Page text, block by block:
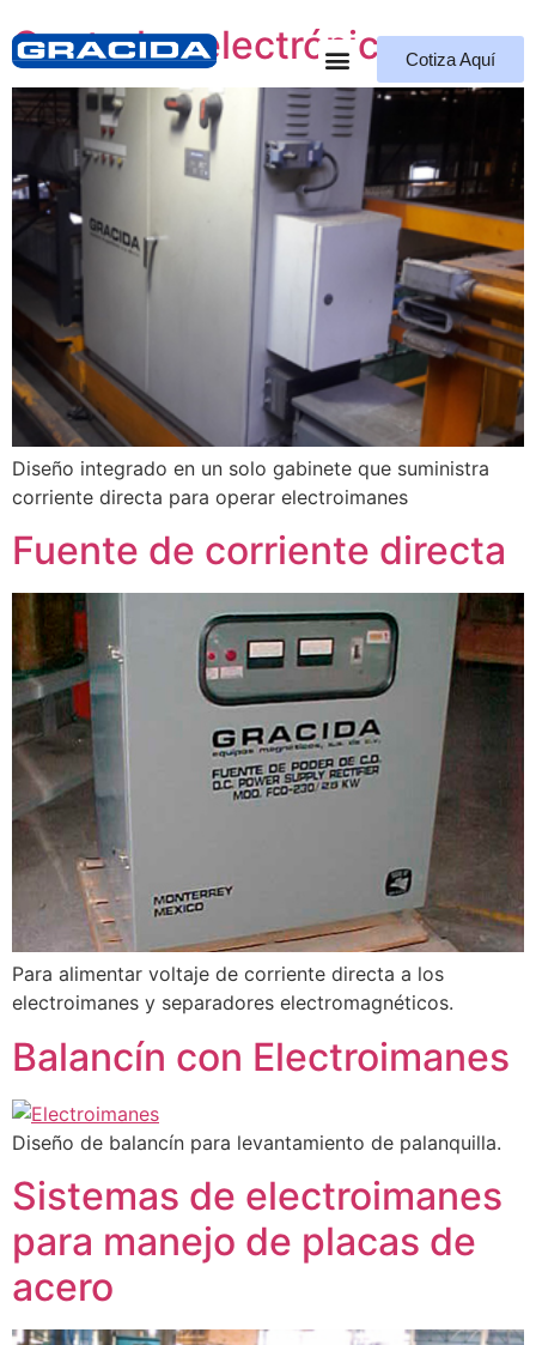
Cotiza Aquí
Controles electrónicos
Diseño integrado en un solo gabinete que suministra
corriente directa para operar electroimanes
Fuente de corriente directa
Para alimentar voltaje de corriente directa a los
electroimanes y separadores electromagnéticos.
Balancín con Electroimanes
Diseño de balancín para levantamiento de palanquilla.
Sistemas de electroimanes
para manejo de placas de
acero